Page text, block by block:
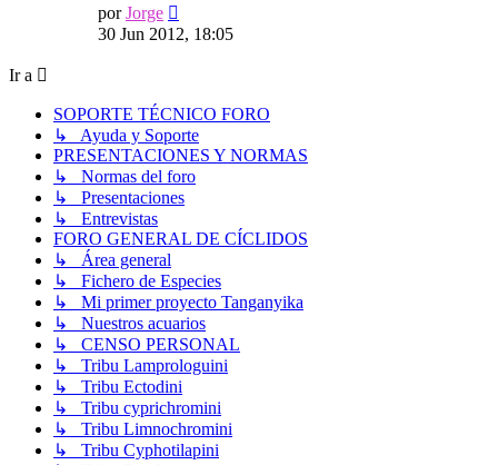
porJorge
último
mensaje
30 Jun 2012, 18:05
Ir a
SOPORTE TÉCNICO FORO
↳ Ayuda y Soporte
PRESENTACIONES Y NORMAS
↳ Normas del foro
↳ Presentaciones
↳ Entrevistas
FORO GENERAL DE CÍCLIDOS
↳ Área general
↳ Fichero de Especies
↳ Mi primer proyecto Tanganyika
↳ Nuestros acuarios
↳ CENSO PERSONAL
↳ Tribu Lamprologuini
↳ Tribu Ectodini
↳ Tribu cyprichromini
↳ Tribu Limnochromini
↳ Tribu Cyphotilapini